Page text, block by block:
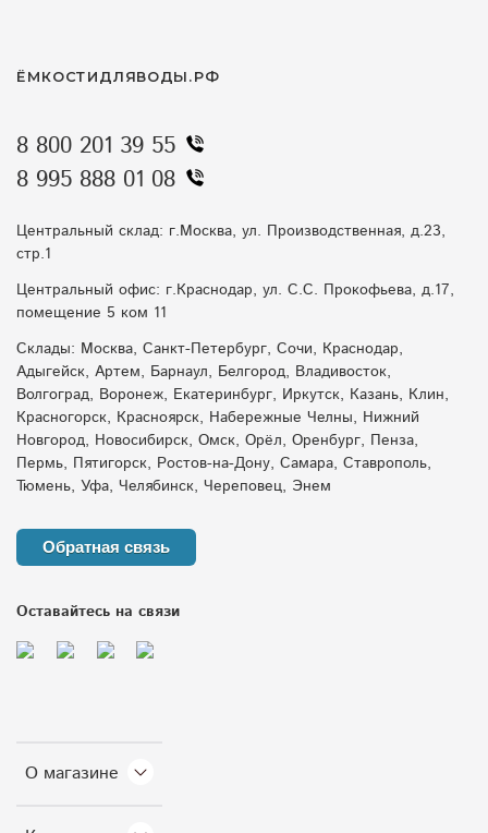
О магазине
ЁМКОСТИДЛЯВОДЫ.РФ
8 800 201 39 55
8 995 888 01 08
Центральный склад: г.Москва, ул. Производственная, д.23,
стр.1
Центральный офис: г.Краснодар, ул. С.С. Прокофьева, д.17,
помещение 5 ком 11
Склады: Москва, Санкт-Петербург, Сочи, Краснодар,
Адыгейск, Артем, Барнаул, Белгород, Владивосток,
Волгоград, Воронеж, Екатеринбург, Иркутск, Казань, Клин,
Красногорск, Красноярск, Набережные Челны, Нижний
Новгород, Новосибирск, Омск, Орёл, Оренбург, Пенза,
Пермь, Пятигорск, Ростов-на-Дону, Самара, Ставрополь,
Тюмень, Уфа, Челябинск, Череповец, Энем
Обратная связь
Оставайтесь на связи